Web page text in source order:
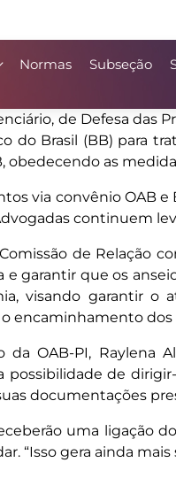
Normas Subseção
de Defesa das
do Brasil (BB) para
as
via convênio OAB
continuem
de Relação
garantir que os
visando garantir o
encaminhamento
OAB-PI,
possibilidade de
documentações
uma ligação
“Isso gera ainda